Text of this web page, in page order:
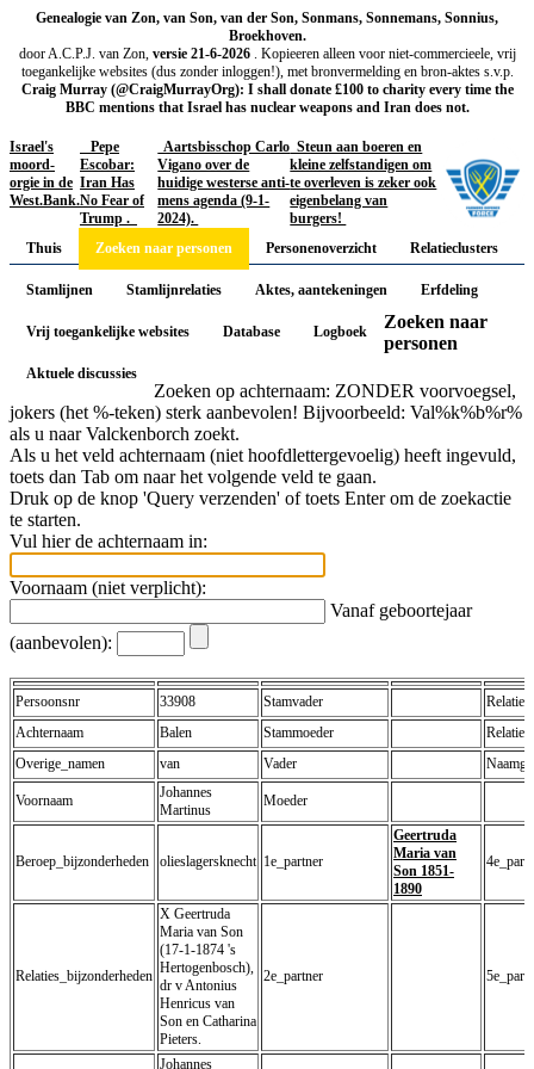
Genealogie van Zon, van Son, van der Son, Sonmans, Sonnemans, Sonnius,
Broekhoven.
door A.C.P.J. van Zon, versie 21-6-2026 . Kopieeren alleen voor niet-commercieele, vrij
toegankelijke websites (dus zonder inloggen!), met bronvermelding en bron-aktes s.v.p.
Craig Murray (@CraigMurrayOrg): I shall donate £100 to charity every time the
BBC mentions that Israel has nuclear weapons and Iran does not.
Israel's
moord-
orgie in de
West.Bank.
Pepe
Escobar:
Iran Has
No Fear of
Trump .
Aartsbisschop Carlo
Vigano over de
huidige westerse anti-
mens agenda (9-1-
2024).
Steun aan boeren en
kleine zelfstandigen om
te overleven is zeker ook
eigenbelang van
burgers!
Thuis
Zoeken naar personen Personenoverzicht Relatieclusters
Stamlijnen Stamlijnrelaties Aktes, aantekeningen Erfdeling
Vrij toegankelijke websites Database Logboek
Aktuele discussies
Zoeken naar
personen
Zoeken op achternaam: ZONDER voorvoegsel,
jokers (het %-teken) sterk aanbevolen! Bijvoorbeeld: Val%k%b%r%
als u naar Valckenborch zoekt.
Als u het veld achternaam (niet hoofdlettergevoelig) heeft ingevuld,
toets dan Tab om naar het volgende veld te gaan.
Druk op de knop 'Query verzenden' of toets Enter om de zoekactie
te starten.
Vul hier de achternaam in:
Voornaam (niet verplicht):
Vanaf geboortejaar
(aanbevolen):
Persoonsnr 33908 Stamvader
Achternaam
Balen Stammoeder
Overige_namen
van Vader
Voornaam
Johannes
Martinus
Moeder
Beroep_bijzonderheden olieslagersknecht 1e_partner
Geertruda
Maria van
Son 1851-
1890
Relaties_bijzonderheden
X Geertruda
Maria van Son
(17-1-1874 's
Hertogenbosch),
dr v Antonius
Henricus van
Son en Catharina
Pieters.
2e_partner
Johannes